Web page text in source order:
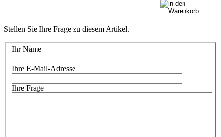
Stellen Sie Ihre Frage zu diesem Artikel.
Ihr Name
Ihre E-Mail-Adresse
Ihre Frage